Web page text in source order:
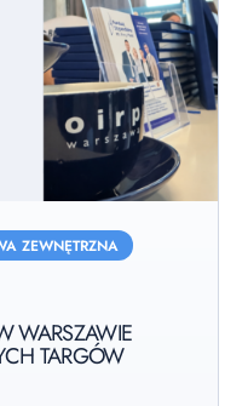
ZEWNĘTRZNA
WARSZAWIE
TARGÓW